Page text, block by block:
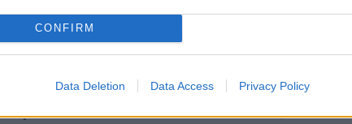
CONFIRM
Data Deletion Data Access Privacy Policy
economica” in una conferenza stampa
Gulyás ha osservato che il bilancio conteneva
annunciato. I dettagli delle 21 misure vengono
della Consultazione Nazionale, un